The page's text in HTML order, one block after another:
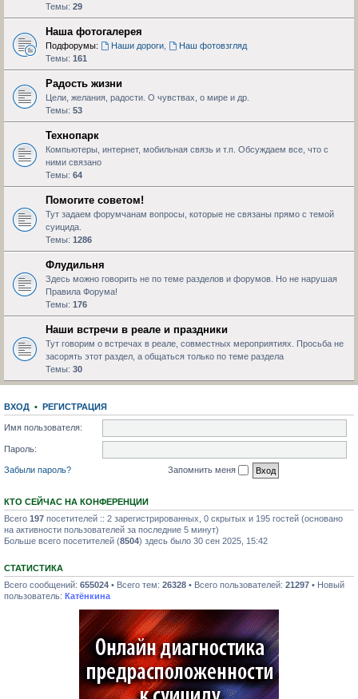
Темы: 29
Наша фотогалерея
Подфорумы: Наши дороги,
Наш фотовзгляд
Темы: 161
Радость жизни
Цели, желания, радости. О чувствах, о мире и др.
Темы: 53
Технопарк
Компьютеры, интернет, мобильная связь и т.п. Обсуждаем все, что с
ними связано
Темы: 64
Помогите советом!
Тут задаем форумчанам вопросы, которые не связаны прямо с темой
суицида.
Темы: 1286
Флудильня
Здесь можно говорить не по теме разделов и форумов. Но не нарушая
Правила Форума!
Темы: 176
Наши встречи в реале и праздники
Тут говорим о встречах в реале, совместных мероприятиях. Просьба не
засорять этот раздел, а общаться только по теме раздела
Темы: 30
ВХОД • РЕГИСТРАЦИЯ
Имя пользователя:
Пароль:
Забыли пароль? Запомнить меня
КТО СЕЙЧАС НА КОНФЕРЕНЦИИ
Всего 197 посетителей :: 2 зарегистрированных, 0 скрытых и 195 гостей (основано
на активности пользователей за последние 5 минут)
Больше всего посетителей (8504) здесь было 30 сен 2025, 15:42
СТАТИСТИКА
Всего сообщений: 655024 • Всего тем: 26328 • Всего пользователей: 21297 • Новый
пользователь: Катёнкина